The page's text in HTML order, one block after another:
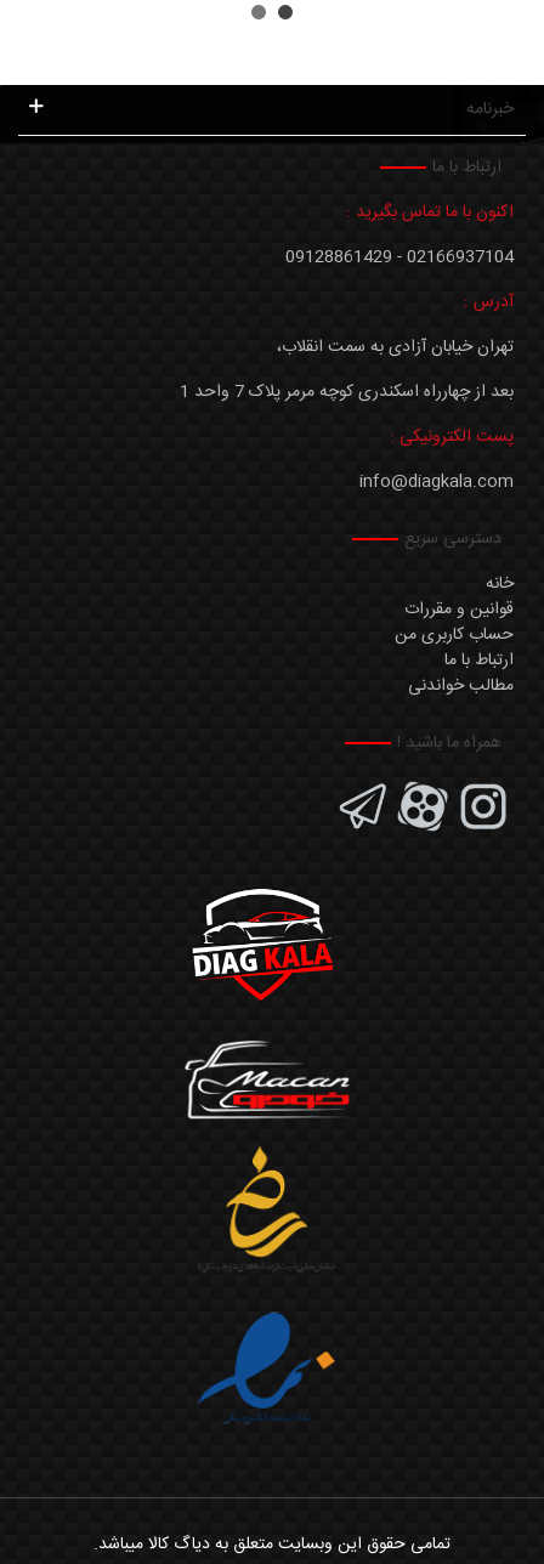
خبرنامه
ارتباط با ما
اکنون با ما تماس بگیرید :
02166937104 - 09128861429
آدرس :
تهران خیابان آزادی به سمت انقلاب،
بعد از چهارراه اسکندری کوچه مرمر پلاک 7 واحد 1
پست الکترونیکی :
info@diagkala.com
دسترسی سریع
خانه
قوانین و مقررات
حساب کاربری من
ارتباط با ما
مطالب خواندنی
همراه ما باشید !
تمامی حقوق این وبسایت متعلق به دیاگ کالا میباشد.